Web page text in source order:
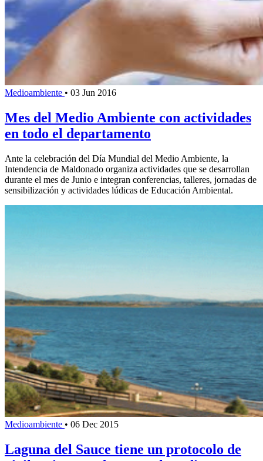
Medioambiente • 03 Jun 2016
Mes del Medio Ambiente con actividades
en todo el departamento
Ante la celebración del Día Mundial del Medio Ambiente, la
Intendencia de Maldonado organiza actividades que se desarrollan
durante el mes de Junio e integran conferencias, talleres, jornadas de
sensibilización y actividades lúdicas de Educación Ambiental.
Medioambiente • 06 Dec 2015
Laguna del Sauce tiene un protocolo de